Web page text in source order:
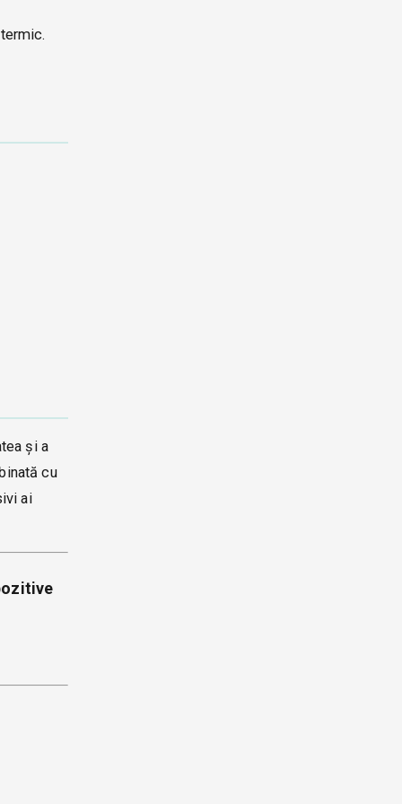
și a
cu
ai